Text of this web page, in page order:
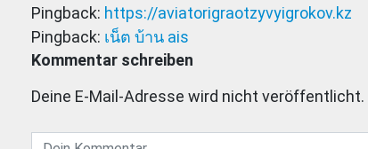
Pingback: https://aviatorigraotzyvyigrokov.kz
Pingback: เน็ต บ้าน ais
Kommentar schreiben
Deine E-Mail-Adresse wird nicht veröffentlicht.